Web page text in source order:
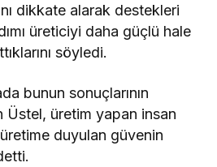
dikkate alarak destekleri
üreticiyi daha güçlü hale
söyledi.
bunun sonuçlarının
Üstel, üretim yapan insan
üretime duyulan güvenin